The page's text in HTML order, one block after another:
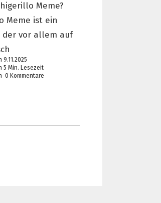
Meme?
Meme ist ein
der vor allem auf
9.11.2025
5 Min. Lesezeit
0 Kommentare